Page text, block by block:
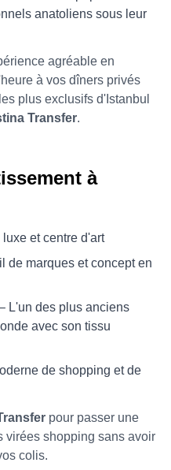
anatoliens sous leur
agréable en
à vos dîners privés
plus exclusifs d'Istanbul
Transfer.
à
et centre d'art
de marques et concept en
L'un des plus anciens
avec son tissu
de shopping et de
pour passer une
virées shopping sans avoir
colis.